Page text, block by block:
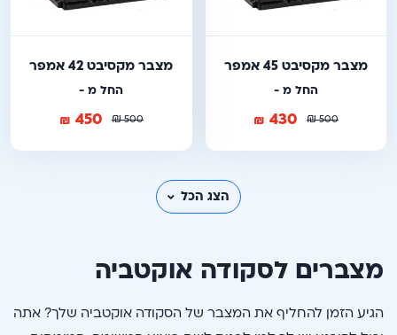
מצבר מקסיבט 45 אמפר
החל מ -
500
₪
430
₪
מצבר מקסיבט 42 אמפר
החל מ -
500
₪
450
₪
הצג הכל
מצברים לסקודה אוקטביה
הגיע הזמן להחליף את המצבר של הסקודה אוקטביה שלך? אתה